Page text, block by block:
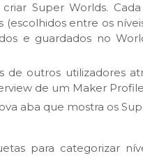
Super Worlds.
entre os
e guardados no
de outros utilizadores
de um Maker
aba que mostra os
para categorizar